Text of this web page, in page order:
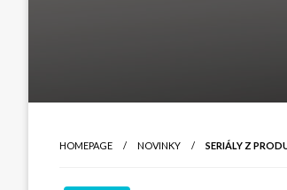
HOMEPAGE NOVINKY SERIÁLY Z